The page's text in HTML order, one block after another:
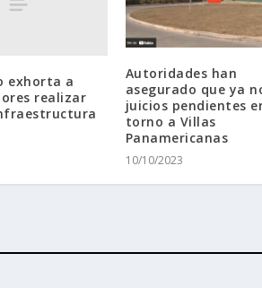
exhorta a
realizar
Autoridades han
asegurado que ya
juicios pendientes
torno a Villas
Panamericanas
10/10/2023